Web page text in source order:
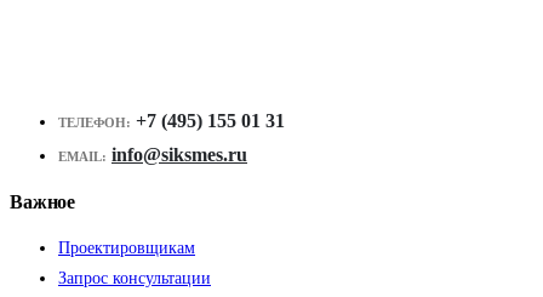
ТЕЛЕФОН: +7 (495) 155 01 31
EMAIL: info@siksmes.ru
Важное
Проектировщикам
Запрос консультации